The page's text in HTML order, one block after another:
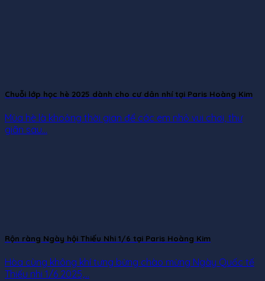
Chuỗi lớp học hè 2025 dành cho cư dân nhí tại Paris Hoàng Kim
Mùa hè là khoảng thời gian để các em nhỏ vui chơi, thư
giãn sau...
Rộn ràng Ngày hội Thiếu Nhi 1/6 tại Paris Hoàng Kim
Hòa cùng không khí tưng bừng chào mừng Ngày Quốc tế
Thiếu nhi 1/6 2025,...